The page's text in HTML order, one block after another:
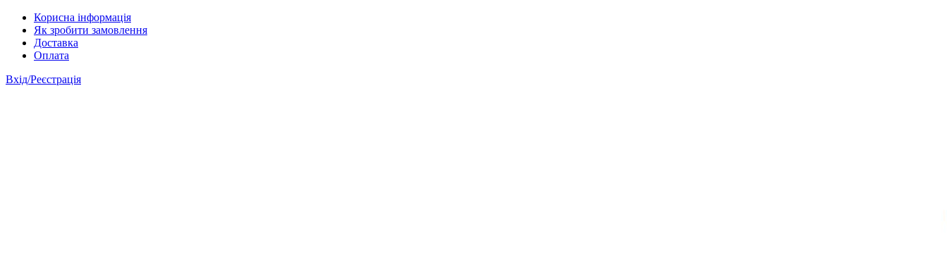
Skip to main content
Корисна інформація
Як зробити замовлення
Доставка
Оплата
Вхід/Реєстрація